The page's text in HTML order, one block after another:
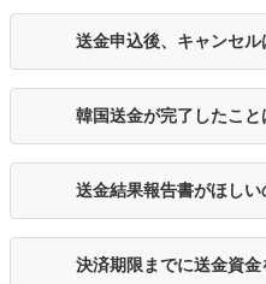
送金申込後、キャンセル
韓国送金が完了したこと
送金結果報告書がほしい
決済期限までに送金資金